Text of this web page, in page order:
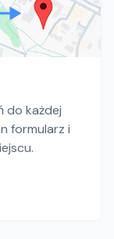
do każdej
formularz i